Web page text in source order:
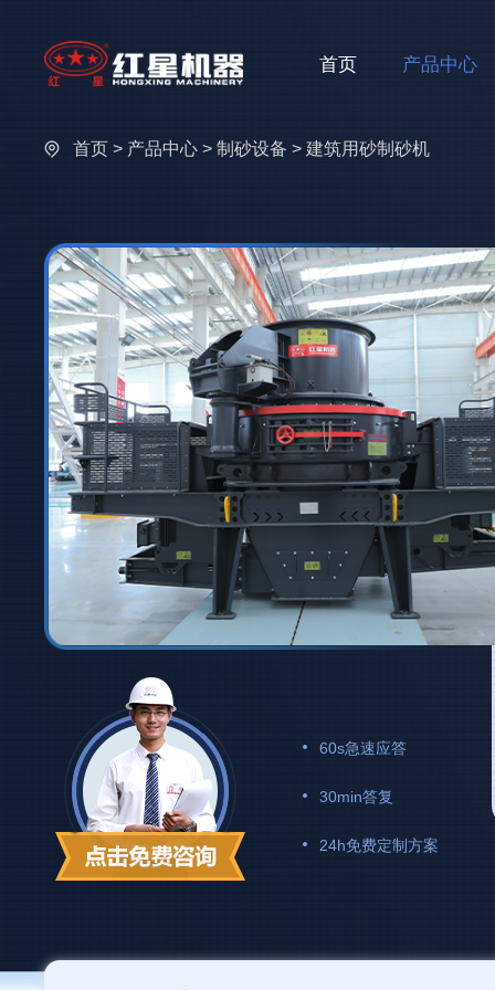
首页 产品中心
首页 > 产品中心 >制砂设备 > 建筑用砂制砂机
60s急速应答
30min答复
24h免费定制方案